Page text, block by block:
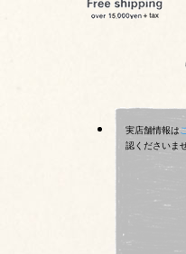
実店舗情報は
認くださいませ